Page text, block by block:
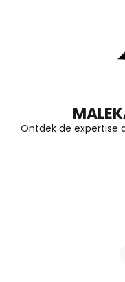
Enter)Ontdek de expertise